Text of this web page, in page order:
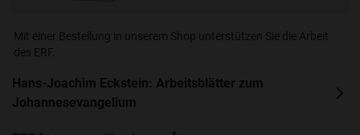
Mit einer Bestellung in unserem Shop unterstützen Sie die Arbeit
des ERF.
Hans-Joachim Eckstein: Arbeitsblätter zum
Johannesevangelium